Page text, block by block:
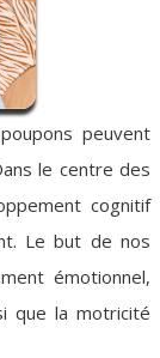
peuvent
le centre des
cognitif
Le but de nos
émotionnel,
que la motricité